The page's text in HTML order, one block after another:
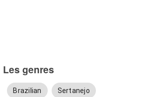
Les genres
Brazilian Sertanejo